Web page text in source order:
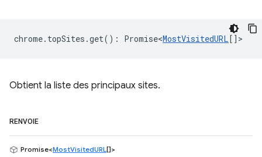
chrome. topSites .get() : Promise<MostVisitedURL[] >
Obtient la liste des principaux sites.
RENVOIE
Promise<MostVisitedURL[]>